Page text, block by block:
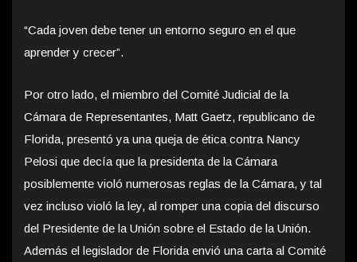
“Cada joven debe tener un entorno seguro en el que
aprender y crecer”.
Por otro lado, el miembro del Comité Judicial de la
Cámara de Representantes, Matt Gaetz, republicano de
Florida, presentó ya una queja de ética contra Nancy
Pelosi que decía que la presidenta de la Cámara
posiblemente violó numerosas reglas de la Cámara, y tal
vez incluso violó la ley, al romper una copia del discurso
del Presidente de la Unión sobre el Estado de la Unión.
Además el legislador de Florida envió una carta al Comité